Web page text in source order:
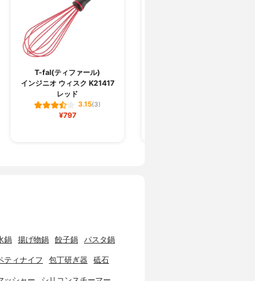
T-fal(ティファール)
インジニオ ウィスク K21417
レッド
3.15(3)
¥797
鍋 揚げ物鍋 餃子鍋 パスタ鍋
ティナイフ 包丁研ぎ器 砥石